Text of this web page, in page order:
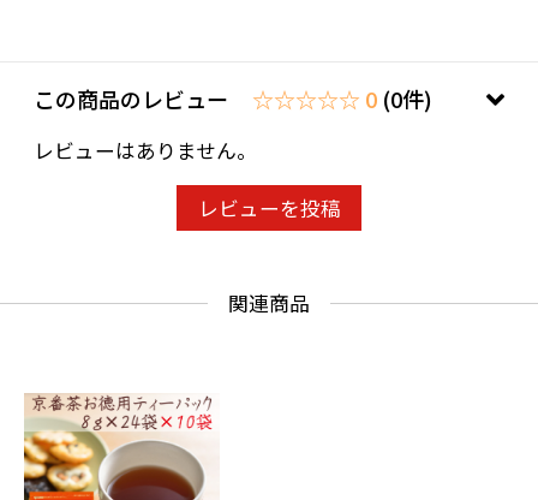
この商品のレビュー ☆☆☆☆☆ 0 (0件)
レビューはありません。
レビューを投稿
関連商品